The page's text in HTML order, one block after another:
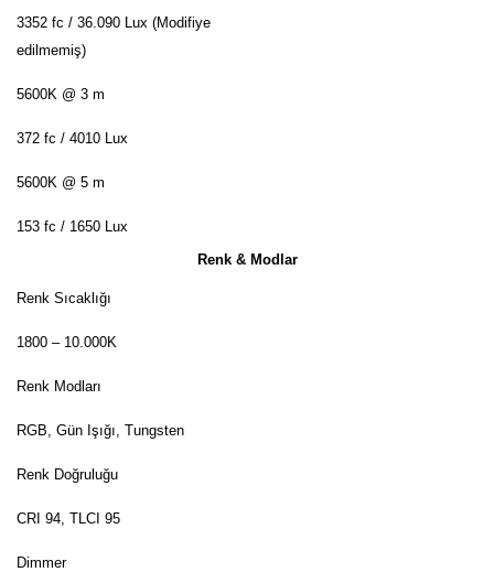
3352 fc / 36.090 Lux (Modifiye
edilmemiş)
5600K @ 3 m
372 fc / 4010 Lux
5600K @ 5 m
153 fc / 1650 Lux
Renk & Modlar
Renk Sıcaklığı
1800 – 10.000K
Renk Modları
RGB, Gün Işığı, Tungsten
Renk Doğruluğu
CRI 94, TLCI 95
Dimmer